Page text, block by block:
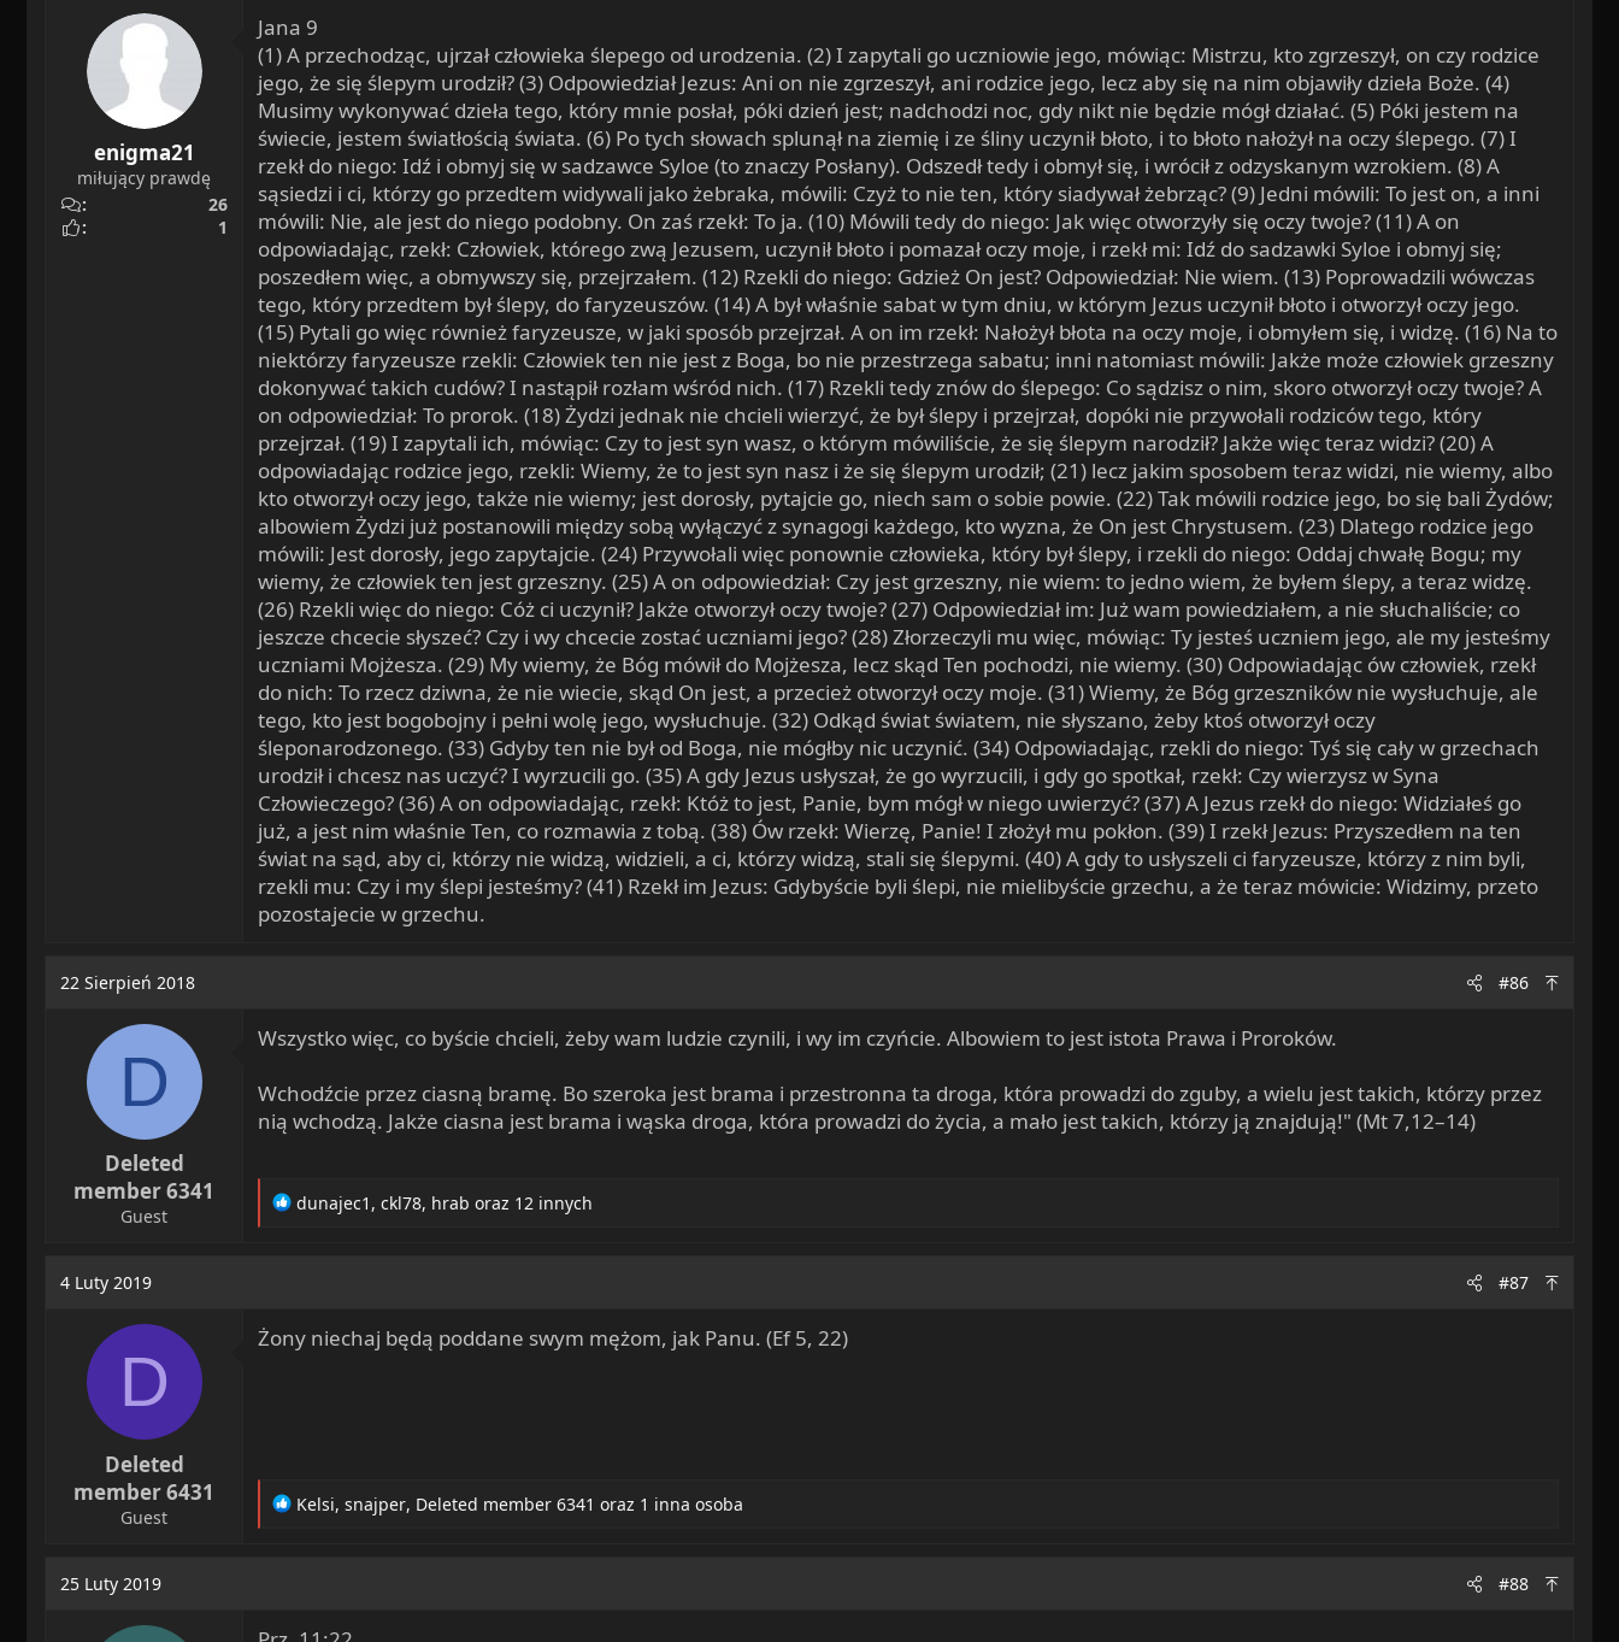
o
n
:
enigma21
miłujący prawdę
26
1
Jana 9
(1) A przechodząc, ujrzał człowieka ślepego od urodzenia. (2) I zapytali go uczniowie jego, mówiąc: Mistrzu, kto zgrzeszył, on czy rodzice
jego, że się ślepym urodził? (3) Odpowiedział Jezus: Ani on nie zgrzeszył, ani rodzice jego, lecz aby się na nim objawiły dzieła Boże. (4)
Musimy wykonywać dzieła tego, który mnie posłał, póki dzień jest; nadchodzi noc, gdy nikt nie będzie mógł działać. (5) Póki jestem na
świecie, jestem światłością świata. (6) Po tych słowach splunął na ziemię i ze śliny uczynił błoto, i to błoto nałożył na oczy ślepego. (7) I
rzekł do niego: Idź i obmyj się w sadzawce Syloe (to znaczy Posłany). Odszedł tedy i obmył się, i wrócił z odzyskanym wzrokiem. (8) A
sąsiedzi i ci, którzy go przedtem widywali jako żebraka, mówili: Czyż to nie ten, który siadywał żebrząc? (9) Jedni mówili: To jest on, a inni
mówili: Nie, ale jest do niego podobny. On zaś rzekł: To ja. (10) Mówili tedy do niego: Jak więc otworzyły się oczy twoje? (11) A on
odpowiadając, rzekł: Człowiek, którego zwą Jezusem, uczynił błoto i pomazał oczy moje, i rzekł mi: Idź do sadzawki Syloe i obmyj się;
poszedłem więc, a obmywszy się, przejrzałem. (12) Rzekli do niego: Gdzież On jest? Odpowiedział: Nie wiem. (13) Poprowadzili wówczas
tego, który przedtem był ślepy, do faryzeuszów. (14) A był właśnie sabat w tym dniu, w którym Jezus uczynił błoto i otworzył oczy jego.
(15) Pytali go więc również faryzeusze, w jaki sposób przejrzał. A on im rzekł: Nałożył błota na oczy moje, i obmyłem się, i widzę. (16) Na to
niektórzy faryzeusze rzekli: Człowiek ten nie jest z Boga, bo nie przestrzega sabatu; inni natomiast mówili: Jakże może człowiek grzeszny
dokonywać takich cudów? I nastąpił rozłam wśród nich. (17) Rzekli tedy znów do ślepego: Co sądzisz o nim, skoro otworzył oczy twoje? A
on odpowiedział: To prorok. (18) Żydzi jednak nie chcieli wierzyć, że był ślepy i przejrzał, dopóki nie przywołali rodziców tego, który
przejrzał. (19) I zapytali ich, mówiąc: Czy to jest syn wasz, o którym mówiliście, że się ślepym narodził? Jakże więc teraz widzi? (20) A
odpowiadając rodzice jego, rzekli: Wiemy, że to jest syn nasz i że się ślepym urodził; (21) lecz jakim sposobem teraz widzi, nie wiemy, albo
kto otworzył oczy jego, także nie wiemy; jest dorosły, pytajcie go, niech sam o sobie powie. (22) Tak mówili rodzice jego, bo się bali Żydów;
albowiem Żydzi już postanowili między sobą wyłączyć z synagogi każdego, kto wyzna, że On jest Chrystusem. (23) Dlatego rodzice jego
mówili: Jest dorosły, jego zapytajcie. (24) Przywołali więc ponownie człowieka, który był ślepy, i rzekli do niego: Oddaj chwałę Bogu; my
wiemy, że człowiek ten jest grzeszny. (25) A on odpowiedział: Czy jest grzeszny, nie wiem: to jedno wiem, że byłem ślepy, a teraz widzę.
(26) Rzekli więc do niego: Cóż ci uczynił? Jakże otworzył oczy twoje? (27) Odpowiedział im: Już wam powiedziałem, a nie słuchaliście; co
jeszcze chcecie słyszeć? Czy i wy chcecie zostać uczniami jego? (28) Złorzeczyli mu więc, mówiąc: Ty jesteś uczniem jego, ale my jesteśmy
uczniami Mojżesza. (29) My wiemy, że Bóg mówił do Mojżesza, lecz skąd Ten pochodzi, nie wiemy. (30) Odpowiadając ów człowiek, rzekł
do nich: To rzecz dziwna, że nie wiecie, skąd On jest, a przecież otworzył oczy moje. (31) Wiemy, że Bóg grzeszników nie wysłuchuje, ale
tego, kto jest bogobojny i pełni wolę jego, wysłuchuje. (32) Odkąd świat światem, nie słyszano, żeby ktoś otworzył oczy
śleponarodzonego. (33) Gdyby ten nie był od Boga, nie mógłby nic uczynić. (34) Odpowiadając, rzekli do niego: Tyś się cały w grzechach
urodził i chcesz nas uczyć? I wyrzucili go. (35) A gdy Jezus usłyszał, że go wyrzucili, i gdy go spotkał, rzekł: Czy wierzysz w Syna
Człowieczego? (36) A on odpowiadając, rzekł: Któż to jest, Panie, bym mógł w niego uwierzyć? (37) A Jezus rzekł do niego: Widziałeś go
już, a jest nim właśnie Ten, co rozmawia z tobą. (38) Ów rzekł: Wierzę, Panie! I złożył mu pokłon. (39) I rzekł Jezus: Przyszedłem na ten
świat na sąd, aby ci, którzy nie widzą, widzieli, a ci, którzy widzą, stali się ślepymi. (40) A gdy to usłyszeli ci faryzeusze, którzy z nim byli,
rzekli mu: Czy i my ślepi jesteśmy? (41) Rzekł im Jezus: Gdybyście byli ślepi, nie mielibyście grzechu, a że teraz mówicie: Widzimy, przeto
pozostajecie w grzechu.
22 Sierpień 2018 #86
D
Deleted
member 6341
Guest
Wszystko więc, co byście chcieli, żeby wam ludzie czynili, i wy im czyńcie. Albowiem to jest istota Prawa i Proroków.
Wchodźcie przez ciasną bramę. Bo szeroka jest brama i przestronna ta droga, która prowadzi do zguby, a wielu jest takich, którzy przez
nią wchodzą. Jakże ciasna jest brama i wąska droga, która prowadzi do życia, a mało jest takich, którzy ją znajdują!" (Mt 7,12–14)
R
o
dunajec1 , ckl78, hrab oraz 12 innych
4 Luty 2019 #87
D
Deleted
member 6431
Guest
Żony niechaj będą poddane swym mężom, jak Panu. (Ef 5, 22)
R
Kelsi, snajper, Deleted member 6341 oraz 1 inna osoba
25 Luty 2019 #88